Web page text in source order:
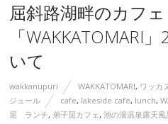
屈斜路湖畔のカフェ
「WAKKATOMARI
いて
wakkanupuri WAKKATOMARI, ワッカ
ジュール
cafe, lakeside cafe, lunch,
屈 ランチ, 弟子屈カフェ,池の湯温泉露天風